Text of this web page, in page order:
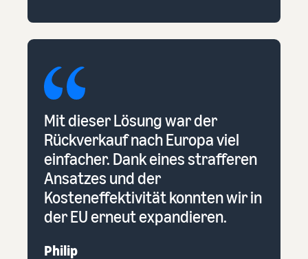
Mit dieser Lösung war der
Rückverkauf nach Europa viel
einfacher. Dank eines strafferen
Ansatzes und der
Kosteneffektivität konnten wir in
der EU erneut expandieren.
Philip